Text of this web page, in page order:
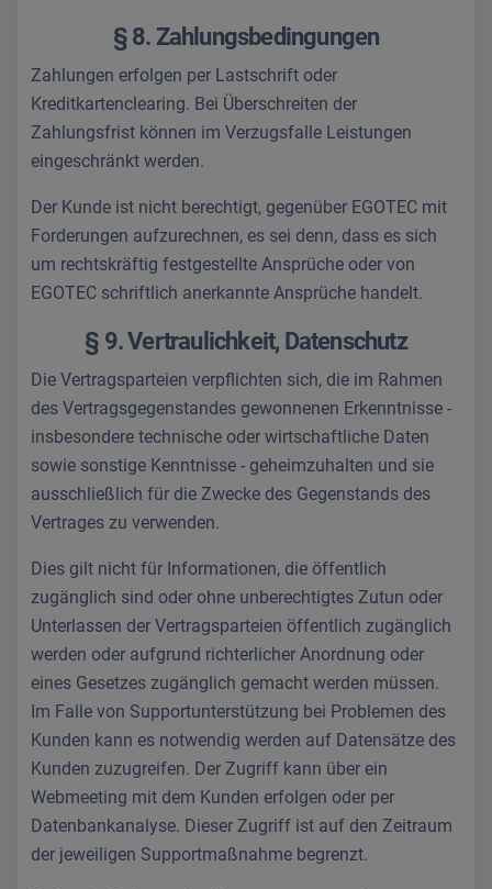
§ 8. Zahlungsbedingungen
Zahlungen erfolgen per Lastschrift oder
Kreditkartenclearing. Bei Überschreiten der
Zahlungsfrist können im Verzugsfalle Leistungen
eingeschränkt werden.
Der Kunde ist nicht berechtigt, gegenüber EGOTEC mit
Forderungen aufzurechnen, es sei denn, dass es sich
um rechtskräftig festgestellte Ansprüche oder von
EGOTEC schriftlich anerkannte Ansprüche handelt.
§ 9. Vertraulichkeit, Datenschutz
Die Vertragsparteien verpflichten sich, die im Rahmen
des Vertragsgegenstandes gewonnenen Erkenntnisse -
insbesondere technische oder wirtschaftliche Daten
sowie sonstige Kenntnisse - geheimzuhalten und sie
ausschließlich für die Zwecke des Gegenstands des
Vertrages zu verwenden.
Dies gilt nicht für Informationen, die öffentlich
zugänglich sind oder ohne unberechtigtes Zutun oder
Unterlassen der Vertragsparteien öffentlich zugänglich
werden oder aufgrund richterlicher Anordnung oder
eines Gesetzes zugänglich gemacht werden müssen.
Im Falle von Supportunterstützung bei Problemen des
Kunden kann es notwendig werden auf Datensätze des
Kunden zuzugreifen. Der Zugriff kann über ein
Webmeeting mit dem Kunden erfolgen oder per
Datenbankanalyse. Dieser Zugriff ist auf den Zeitraum
der jeweiligen Supportmaßnahme begrenzt.